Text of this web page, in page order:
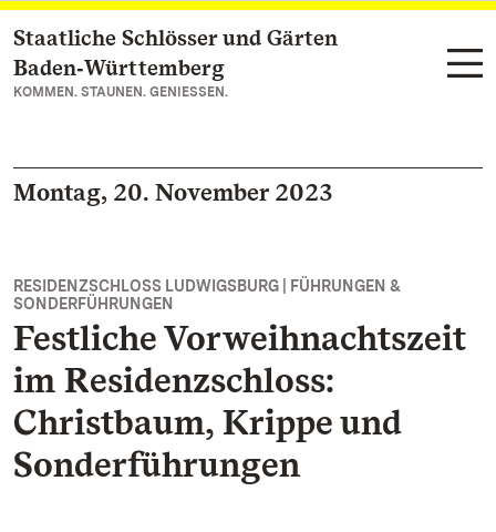
Zum Hauptinhalt springen
Staatliche Schlösser und Gärten
Baden‑Württemberg
KOMMEN. STAUNEN. GENIESSEN.
Montag, 20. November 2023
RESIDENZSCHLOSS LUDWIGSBURG | FÜHRUNGEN &
SONDERFÜHRUNGEN
Festliche Vorweihnachtszeit
im Residenzschloss:
Christbaum, Krippe und
Sonderführungen